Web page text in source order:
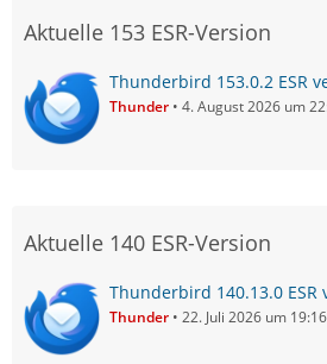
Aktuelle 153 ESR-Version
Thunderbird 153.0.2 ESR
Thunder 4. August 2026 um
Aktuelle 140 ESR-Version
Thunderbird 140.13.0
Thunder 22. Juli 2026 um 19:16